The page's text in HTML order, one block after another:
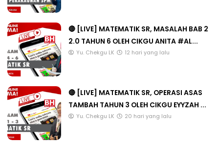
🔴 [LIVE] MATEMATIK SR, MASALAH BAB 2
2.0 TAHUN 6 OLEH CIKGU ANITA #AL...
Yu. Chekgu LK 12 hari yang lalu
🔴 [LIVE] MATEMATIK SR, OPERASI ASAS
TAMBAH TAHUN 3 OLEH CIKGU EYYZAH ...
Yu. Chekgu LK 20 hari yang lalu